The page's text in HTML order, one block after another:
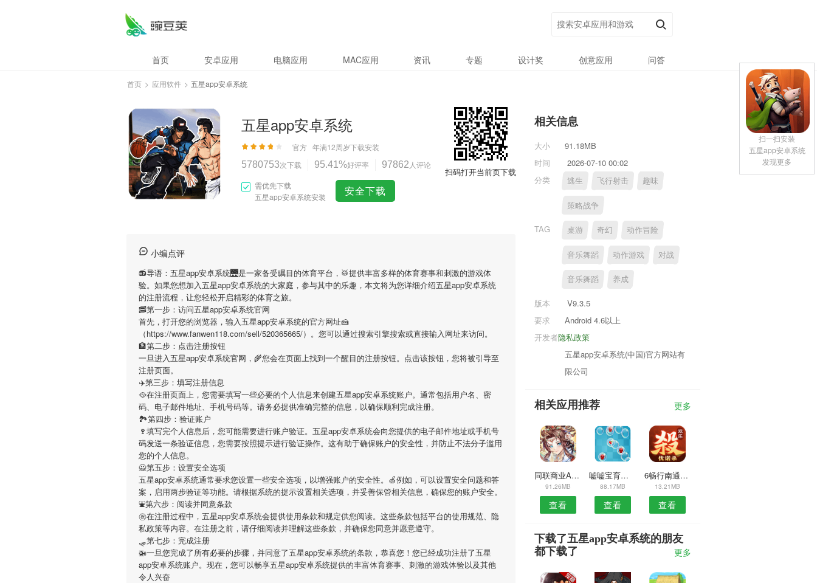
首页 安卓应用 电脑应用 MAC应用 资讯 专题 设计奖 创意应用 问答
首页 > 应用软件 > 五星app安卓系统
五星app安卓系统
官方 年满12周岁下载安装
5780753次下载 95.41%好评率 97862 人评论
需优先下载
五星app安卓系统安装
安全下载
扫码打开当前页下载
小编点评
📻导语： 五星app安卓系统🌉是一家备受瞩目的体育平台，🥁提供丰富多样的体育赛事和刺激的游戏体
验。如果您想加入五星app安卓系统的大家庭，参与其中的乐趣，本文将为您详细介绍五星app安卓系统
的注册流程，让您轻松开启精彩的体育之旅。
🥓第一步：访问五星app安卓系统官网
首先，打开您的浏览器，输入五星app安卓系统的官方网址🍰
（https://www.fanwen118.com/sell/520365665/）。您可以通过搜索引擎搜索或直接输入网址来访问。
🏦第二步：点击注册按钮
一旦进入五星app安卓系统官网，🌾您会在页面上找到一个醒目的注册按钮。点击该按钮，您将被引导至
注册页面。
✈️第三步：填写注册信息
🥘在注册页面上，您需要填写一些必要的个人信息来创建五星app安卓系统账户。通常包括用户名、密
码、电子邮件地址、手机号码等。请务必提供准确完整的信息，以确保顺利完成注册。
🏞第四步：验证账户
🍷填写完个人信息后，您可能需要进行账户验证。 五星app安卓系统会向您提供的电子邮件地址或手机号
码发送一条验证信息，您需要按照提示进行验证操作。这有助于确保账户的安全性，并防止不法分子滥用
您的个人信息。
🙅第五步：设置安全选项
五星app安卓系统通常要求您设置一些安全选项，以增强账户的安全性。🍏例如，可以设置安全问题和答
案，启用两步验证等功能。请根据系统的提示设置相关选项，并妥善保管相关信息，确保您的账户安全。
⛲️第六步：阅读并同意条款
㊗在注册过程中， 五星app安卓系统会提供使用条款和规定供您阅读。这些条款包括平台的使用规范、隐
私政策等内容。在注册之前，请仔细阅读并理解这些条款，并确保您同意并愿意遵守。
🛷第七步：完成注册
🚁一旦您完成了所有必要的步骤，并同意了五星app安卓系统的条款，恭喜您！您已经成功注册了五星
app安卓系统账户。现在，您可以畅享五星app安卓系统提供的丰富体育赛事、刺激的游戏体验以及其他
令人兴奋
相关信息
大小
91.18MB
时间
2026-07-10 00:02
分类
逃生 飞行射击 趣味
策略战争
TAG 桌游 奇幻 动作冒险
音乐舞蹈 动作游戏 对战
音乐舞蹈 养成
版本
V9.3.5
要求
Android 4.6以上
隐私政策
开发者
五星app安卓系统(中国)官方网站有
限公司
相关应用推荐 更多
同联商业APP
91.26MB
查看
嘘嘘宝育儿APP
88.17MB
查看
6畅行南通APP
13.21MB
查看
下载了五星app安卓系统的朋友
都下载了
更多
扫一扫安装
五星app安卓系统
发现更多